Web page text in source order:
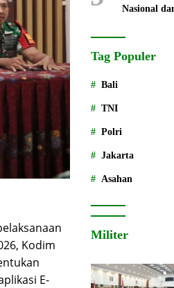
Kodim
E-
Nasional
Tag Populer
Bali
TNI
Polri
Jakarta
Asahan
Militer